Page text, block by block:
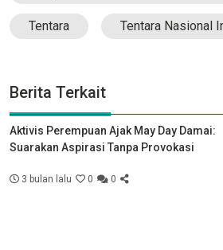
Tentara Tentara Nasional
Berita Terkait
Aktivis Perempuan Ajak May Day Damai:
Suarakan Aspirasi Tanpa Provokasi
3 bulan lalu 0 0